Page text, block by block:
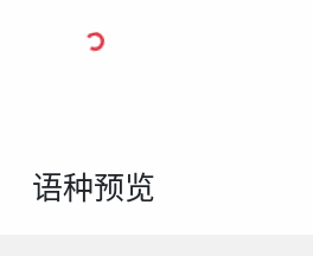
语种预览